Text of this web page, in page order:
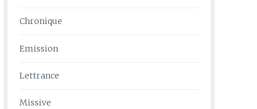
Chronique
Emission
Lettrance
Missive